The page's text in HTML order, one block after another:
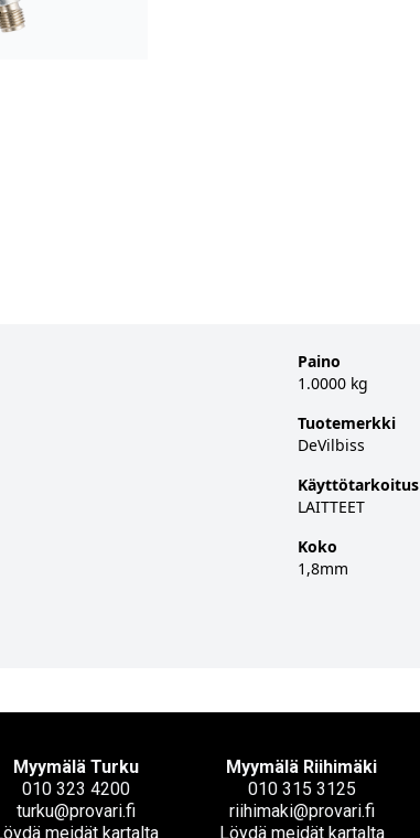
Paino
1.0000 kg
Tuotemerkki
DeVilbiss
Käyttötarkoitus
LAITTEET
Koko
1,8mm
Myymälä Turku
010 323 4200
turku@provari.fi
meidät kartalta
Myymälä Riihimäki
010 315 3125
riihimaki@provari.fi
Löydä meidät kartalta